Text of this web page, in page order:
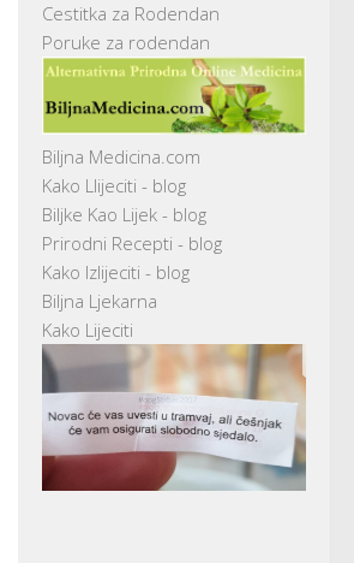
Cestitka za Rodendan
Poruke za rodendan
Biljna Medicina.com
Kako Llijeciti - blog
Biljke Kao Lijek - blog
Prirodni Recepti - blog
Kako Izlijeciti - blog
Biljna Ljekarna
Kako Lijeciti